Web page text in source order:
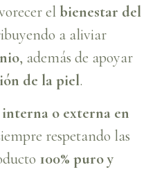
el bienestar del
a aliviar
, además de apoyar
de la piel.
o externa en
respetando las
100% puro y